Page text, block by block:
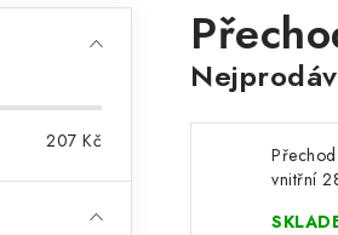
207 Kč
vnitřní